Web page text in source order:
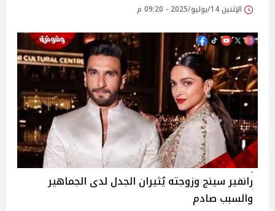
الإثنين 14/يوليو/2025 - 09:20 م
رانفير سينج وزوجته يُثيران الجدل لدى الجماهير
والسبب صادم